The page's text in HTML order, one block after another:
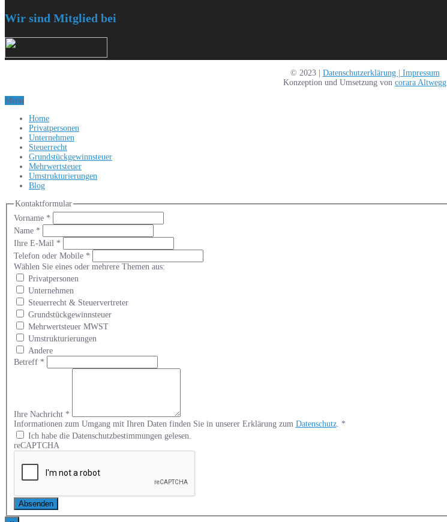
Wir sind Mitglied bei
© 2023 | Datenschutzerklärung | Impressum
Konzeption und Umsetzung von corara Altwegg
Menu
Home
Privatpersonen
Unternehmen
Steuerrecht
Grundstückgewinnsteuer
Mehrwertsteuer
Umstrukturierungen
Blog
Kontaktformular
Vorname *
Name *
Ihre E-Mail *
Telefon oder Mobile *
Wählen Sie eines oder mehrere Themen aus:
Privatpersonen
Unternehmen
Steuerrecht & Steuervertreter
Grundstückgewinnsteuer
Mehrwertsteuer MWST
Umstrukturierungen
Andere
Betreff *
Ihre Nachricht *
Informationen zum Umgang mit Ihren Daten finden Sie in unserer Erklärung zum Datenschutz. *
Ich habe die Datenschutzbestimmungen gelesen.
reCAPTCHA
Absenden